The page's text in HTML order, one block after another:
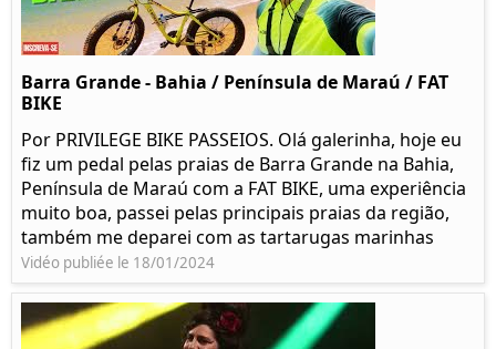
Barra Grande - Bahia / Península de Maraú / FAT
BIKE
Por PRIVILEGE BIKE PASSEIOS. Olá galerinha, hoje eu
fiz um pedal pelas praias de Barra Grande na Bahia,
Península de Maraú com a FAT BIKE, uma experiência
muito boa, passei pelas principais praias da região,
também me deparei com as tartarugas marinhas
Vidéo publiée le 18/01/2024